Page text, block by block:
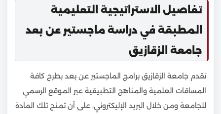
تفاصيل الاستراتيجية التعليمية
المطبقة في دراسة ماجستير عن بعد
جامعة الزقازيق
تقدم جامعة الزقازيق برامج الماجستير عن بعد بطرح كافة
المساقات العلمية والمناهج التطبيقية عبر الموقع الرسمي
للجامعة ومن خلال البريد الإليكتروني، على أن تمنح تلك المادة